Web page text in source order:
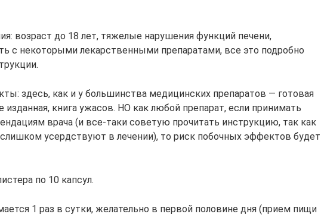
возраст до 18 лет, тяжелые нарушения функций печени,
с некоторыми лекарственными препаратами, все это подробно
здесь, как и у большинства медицинских препаратов — готовая
изданная, книга ужасов. НО как любой препарат, если принимать
врача (и все-таки советую прочитать инструкцию, так как
усердствуют в лечении), то риск побочных эффектов будет
по 10 капсул.
1 раз в сутки, желательно в первой половине дня (прием пищи